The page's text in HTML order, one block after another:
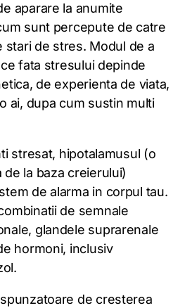
aparare la anumite
sunt percepute de catre
stari de stres. Modul de a
fata stresului depinde
de experienta de viata,
ai, dupa cum sustin multi
stresat, hipotalamusul (o
la baza creierului)
de alarma in corpul tau.
de semnale
glandele suprarenale
hormoni, inclusiv
de cresterea